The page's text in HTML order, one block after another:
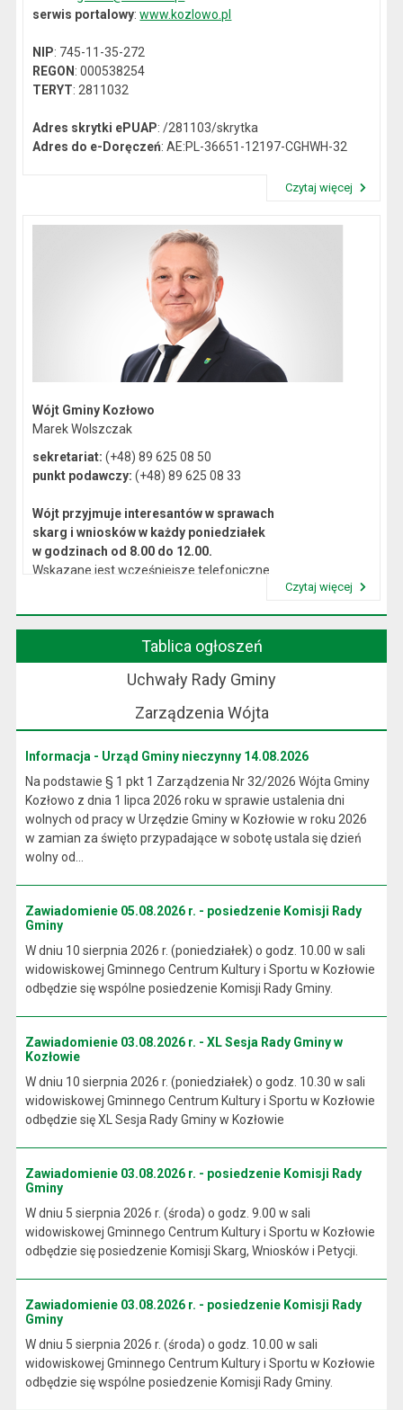
serwis portalowy:www.kozlowo.pl
NIP: 745-11-35-272
REGON: 000538254
TERYT: 2811032
Adres skrytki ePUAP: /281103/skrytka
Adres do e-Doręczeń: AE:PL-36651-12197-CGHWH-32
Czytaj więcej
Wójt Gminy Kozłowo
Marek Wolszczak
sekretariat: (+48) 89 625 08 50
punkt podawczy: (+48) 89 625 08 33
Wójt przyjmuje interesantów w sprawach
skarg i wniosków w każdy poniedziałek
w godzinach od 8.00 do 12.00.
Wskazane jest wcześniejsze telefoniczne
Czytaj więcej
Tablica ogłoszeń
Uchwały Rady Gminy
Zarządzenia Wójta
Informacja - Urząd Gminy nieczynny 14.08.2026
Na podstawie § 1 pkt 1 Zarządzenia Nr 32/2026 Wójta Gminy
Kozłowo z dnia 1 lipca 2026 roku w sprawie ustalenia dni
wolnych od pracy w Urzędzie Gminy w Kozłowie w roku 2026
w zamian za święto przypadające w sobotę ustala się dzień
wolny od...
Zawiadomienie 05.08.2026 r. - posiedzenie Komisji Rady
Gminy
W dniu 10 sierpnia 2026 r. (poniedziałek) o godz. 10.00 w sali
widowiskowej Gminnego Centrum Kultury i Sportu w Kozłowie
odbędzie się wspólne posiedzenie Komisji Rady Gminy.
Zawiadomienie 03.08.2026 r. - XL Sesja Rady Gminy w
Kozłowie
W dniu 10 sierpnia 2026 r. (poniedziałek) o godz. 10.30 w sali
widowiskowej Gminnego Centrum Kultury i Sportu w Kozłowie
odbędzie się XL Sesja Rady Gminy w Kozłowie
Zawiadomienie 03.08.2026 r. - posiedzenie Komisji Rady
Gminy
W dniu 5 sierpnia 2026 r. (środa) o godz. 9.00 w sali
widowiskowej Gminnego Centrum Kultury i Sportu w Kozłowie
odbędzie się posiedzenie Komisji Skarg, Wniosków i Petycji.
Zawiadomienie 03.08.2026 r. - posiedzenie Komisji Rady
Gminy
W dniu 5 sierpnia 2026 r. (środa) o godz. 10.00 w sali
widowiskowej Gminnego Centrum Kultury i Sportu w Kozłowie
odbędzie się wspólne posiedzenie Komisji Rady Gminy.